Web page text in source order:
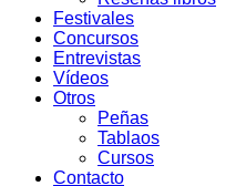
Festivales
Concursos
Entrevistas
Vídeos
Otros
Peñas
Tablaos
Cursos
Contacto